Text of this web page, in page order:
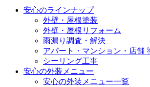
安心のラインナップ
外壁・屋根塗装
外壁・屋根リフォーム
雨漏り調査・解決
アパート・マンション・店舗
シーリング工事
安心の外装メニュー
安心の外装メニュー一覧